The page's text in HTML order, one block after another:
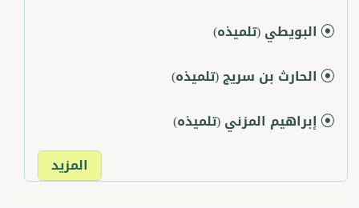
البويطي(تلميذه)
الحارث بن سريج(تلميذه)
إبراهيم المزني(تلميذه)
المزيد